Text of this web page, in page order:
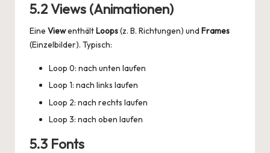
5.2 Views (Animationen)
Eine Viewenthält Loops(z. B. Richtungen) und Frames
(Einzelbilder). Typisch:
Loop 0: nach unten laufen
Loop 1: nach links laufen
Loop 2: nach rechts laufen
Loop 3: nach oben laufen
5.3 Fonts